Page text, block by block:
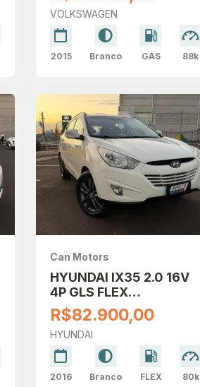
VOLKSWAGEN
2015 Branco GAS 88k
Can Motors
HYUNDAI IX35 2.0 16V
4P GLS FLEX
AUTOMÁTICO
R$82.900,00
HYUNDAI
2016 Branco FLEX 80k